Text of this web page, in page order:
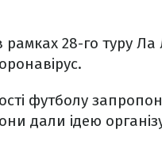
рамках 28-го туру Ла
футболу
дали ідею